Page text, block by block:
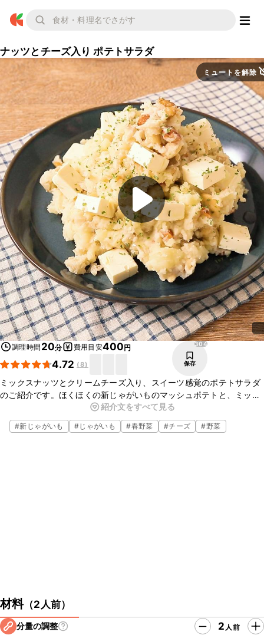
ナッツとチーズ入り ポテトサラダ
ミュートを解除
調理時間 20分 費用目安400円
4.72 (8)
304
保存
ミックスナッツとクリームチーズ入り、スイーツ感覚のポテトサラダ
のご紹介です。ほくほくの新じゃがいものマッシュポテトと、ミック
スナッツの食感の違いを楽しみながらお召し上がりください。お酒の
お供にもおすすめですよ。ぜひ、作ってみてくださいね。
紹介文をすべて見る
#新じゃがいも #じゃがいも #春野菜 #チーズ #野菜
材料（2人前）
分量の調整 2 人前